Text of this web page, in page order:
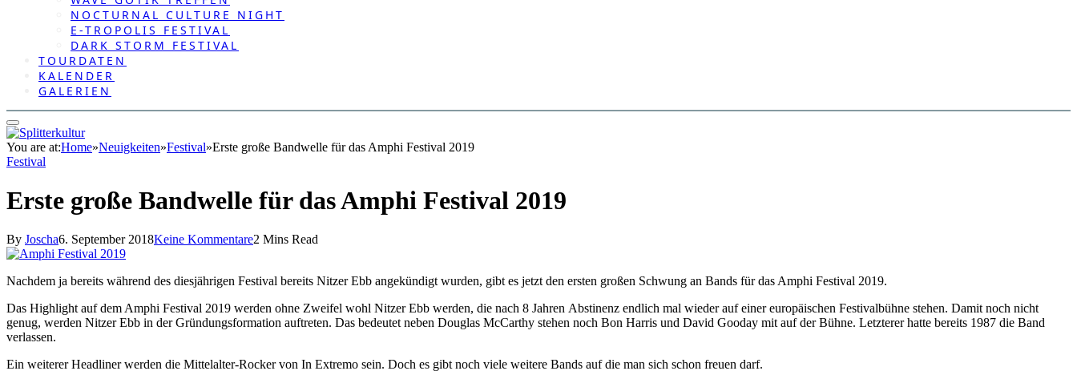
NOCTURNAL CULTURE NIGHT
E-TROPOLIS FESTIVAL
DARK STORM FESTIVAL
TOURDATEN
KALENDER
GALERIEN
You are at:Home»Neuigkeiten»Festival»Erste große Bandwelle für das Amphi Festival 2019
Festival
Erste große Bandwelle für das Amphi Festival 2019
By Joscha6. September 2018Keine Kommentare2 Mins Read
Nachdem ja bereits während des diesjährigen Festival bereits Nitzer Ebb angekündigt wurden, gibt es jetzt den ersten großen Schwung an Bands für das Amphi Festival 2019.
Das Highlight auf dem Amphi Festival 2019 werden ohne Zweifel wohl Nitzer Ebb werden, die nach 8 Jahren Abstinenz endlich mal wieder auf einer europäischen Festivalbühne stehen. Damit noch nicht
genug, werden Nitzer Ebb in der Gründungsformation auftreten. Das bedeutet neben Douglas McCarthy stehen noch Bon Harris und David Gooday mit auf der Bühne. Letzterer hatte bereits 1987 die Band
verlassen.
Ein weiterer Headliner werden die Mittelalter-Rocker von In Extremo sein. Doch es gibt noch viele weitere Bands auf die man sich schon freuen darf.